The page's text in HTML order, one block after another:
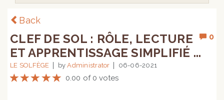
Back
0
CLEF DE SOL : RÔLE, LECTURE
ET APPRENTISSAGE SIMPLIFIÉ ...
LE SOLFÈGE byAdministrator 06-06-2021
0.00 of 0 votes